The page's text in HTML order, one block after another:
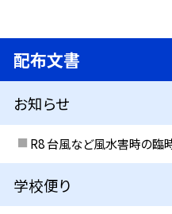
配布文書
お知らせ
R8 台風など風水害時の臨
学校便り